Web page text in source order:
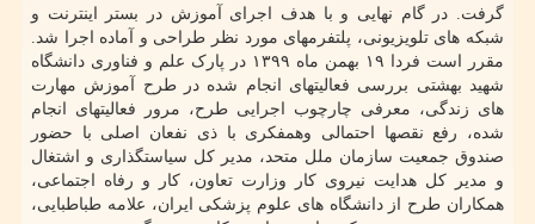
گرفت. در گام نهایی و با هدف اجرای آموزش در بستر اینترنت و
شبکه های تلویزیونی، پلتفرمهای مورد نظر طراحی و آماده اجرا شد.
مقرر است فردا ۱۹ بهمن ماه ۱۳۹۹ در پارک علم و فناوری دانشگاه
شهید بهشتی بررسی فعالیتهای انجام شده در طرح آموزش مهارت
های زندگی، معرفی چارچوب اجرایی طرح، مرور فعالیتهای انجام
شده، رفع نقصها احتمالی وهمفکری با ذی نفعان اصلی با حضور
صندوق جمعیت سازمان ملل متحد، مدیر کل سیاستگذاری و اشتغال
و مدیر کل هدایت نیروی کار وزارت تعاون، کار و رفاه اجتماعی،
همکاران طرح از دانشگاه های علوم پزشکی ایران، علامه طباطبایی،